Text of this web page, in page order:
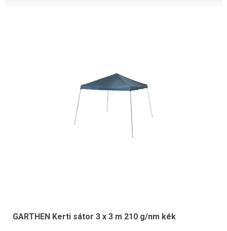
GARTHEN Kerti sátor 3 x 3 m 210 g/nm kék